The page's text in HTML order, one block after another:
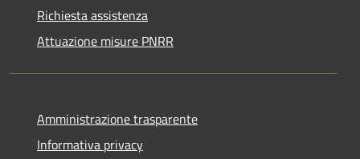
Richiesta assistenza
Attuazione misure PNRR
Amministrazione trasparente
Informativa privacy